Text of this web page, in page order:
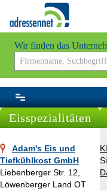
Wir finden das
Eisspezialitäten
Adam's Eis und
Tiefkühlkost GmbH
Liebenberger Str. 12,
Löwenberger Land OT